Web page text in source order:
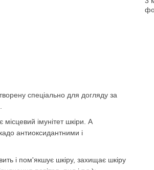
спеціально для догляду за
місцевий імунітет шкіри. А
антиоксидантними і
і пом'якшує шкіру, захищає шкіру